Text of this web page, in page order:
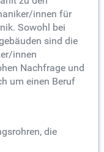
innen für
Sowohl bei
sind die
innen
Nachfrage und
um einen Beruf
die